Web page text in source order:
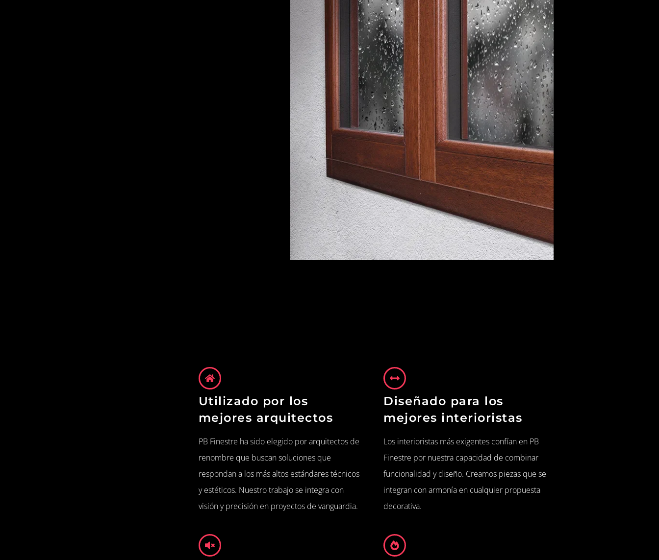
Utilizado por los
mejores arquitectos
PB Finestre ha sido elegido por arquitectos de
renombre que buscan soluciones que
respondan a los más altos estándares técnicos
y estéticos. Nuestro trabajo se integra con
visión y precisión en proyectos de vanguardia.
Diseñado para los
mejores interioristas
Los interioristas más exigentes confían en PB
Finestre por nuestra capacidad de combinar
funcionalidad y diseño. Creamos piezas que se
integran con armonía en cualquier propuesta
decorativa.